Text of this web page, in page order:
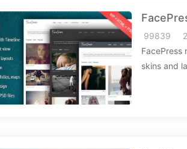
99839
FacePress
skins and